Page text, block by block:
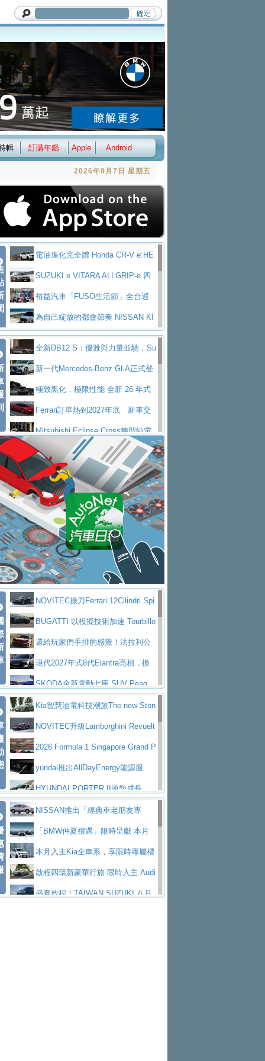
輯 訂購年鑑 Apple Android
2026年8月7日 星期五
電油進化完全體 Honda CR-V e:HE
V PrestigeSUZUKI e VITARA ALLGRIP-e 四
驅精神的純電新詮釋
裕益汽車「FUSO生活節」全台巡
迴 結合生活體驗、交通安全與購車優惠
為自己綻放的都會節奏 NISSAN KI
CKS SAKURA為品味獨具層峰買家打造的頂級座
駕，MAZDA CX-90 33T AWD Premium Ca
ptain Seat
EV
技的座駕! Ford Territory中型油電休旅
SO Super Great今日在台登場，結合先進安
全輔助科技
ntis四品牌經銷權，全新多品牌旗艦展示中
心開幕啟用
屏東特搜大隊再添新利器 SITRAK
救助器材車買氣不衰、SUZUKI經銷商勇於開啟
全新大店，新北都鈴木占地500坪土城旗艦
展示中心開幕
2025第七屆ISUZU運轉職人挑戰賽
熱血登場 展現極致車技與專業職人精神
H2GP世界總決賽圓滿落幕 台灣團
隊表現精彩淨零減碳指標性應用 純電動水泥預
拌車 消防車除了滅火裝備還需要什麼？
一探SITRAK “準” 消防車的究竟
大益金龍初試啼聲，汽柴油5噸貨車
不是對手正宗年鑑2025年全球自動車年鑑1月
下旬問世！2024第六屆ISUZU運轉職人挑戰賽
首度前進南台灣熱烈開戰
豪華電能休旅新星 Audi Q4 Sportba
ck 55 e-tron S lineScania Taiwan 逆風而行，加深力
道投資布局
全新DB12 S：優雅與力量並馳，Su
per Tourer的顛峰之作
新一代Mercedes-Benz GLA正式登
場 續航最高657公里、支援320kW快充
極致黑化，極限性能 全新 26 年式
DEFENDER OCTA BLACK 限量登台
Ferrari訂單熱到2027年底 新車交
付至少得等一年以上
Mitsubishi Eclipse Cross轉型純電
休旅 87kWh電池續航超過600公里
全新BMW 318i Touring豪華旅行車
全台限量200台 進化現型
不等零關稅的紅利，Jeep品牌今日
起展開首批車交車
Volvo EX60 即將叩關，靜肅性、底
盤與數位介面搶先揭露
Audi Q9 將於 2026 年底上市 旗艦
大型 SUV 鎖定七人座豪華市場
BMW攜手漫威電影【蜘蛛人：重生
日】 Skoda 發表全新 Peaq 內裝：七人
座純電旗艦 SUV，行李廂最大可達 935 公
升
全新純電 Mercedes-Benz C 400 4
MATIC Electric 登場
奢華與科技大躍進，MAZDA全新3
代CX-5全方位進化提前亮相並展開預售94.9
萬起
馬自達公布 2027 年式 MX-5 更
新，新增 Yakudo 特別版
Skoda Peaq 發表全新電動動力系
統 最長續航逾 640 公里、支援雙向供電
BMW M2 首度導入 xDrive 四驅，
美國與瑞士需求成關鍵推手
The all-new T-Roc 魅力 自成焦點
Maserati GT2 Stradale「Tribute to
MC12」全球首度亮相
迎接 RANGE ROVER 品牌家族第
五位成員 全新 RANGE ROVER GT 預告登
場
造型華麗時尚、科技座艙再進化，P
eugeot 208小改款發表上市94.8萬起
NOVITEC操刀Ferrari 12Cilindri Spi
der 碳纖維空力、鍛造輪圈與Inconel排氣
上身
BUGATTI 以模擬技術加速 Tourbillo
n 動態開發還給玩家們手排的感覺！法拉利公
布12Cilidri Manaule手排超跑產品細節
現代2027年式8代Elantra亮相，換
裝更銳利的造型、更先進的資訊娛樂系統及
更高效的動力
SKODA全新電動七座 SUV Peaq
問世，擁有品牌史上最寬敞且豪華的座艙
AUDI推出首款高性能油電超跑Nuvo
lari，0到100公里加速2.6秒、極速350公里
／小時
百年三叉戟傳奇再啟程 Maserati 重
返 1000 Miglia 傳承競速榮耀
法拉利首款純電跑車Luce亮相，最
大馬力超過1000匹並具備530公里最大續航
里程
小車大空間、座艙科技更先進，SK
ODA發表全新純電跨界休旅Eipq祭平民化車
價89萬起
賓士AMG.EA專屬平台首作，Merc
edes-AMG 全新GT 4-Door Coupe全球首發
福斯推出首款GTI純電性能掀背ID.
Polo GTI，擁有226匹馬力和零百加速 6.8
秒的實力
Jaguar 公布四門 GT車款正式車名
為JAGUAR TYPE 01
終於跟上進度，LEXUS發表首款三
排六座純電旗艦休旅 TZ
有錢也買不到的Golf R！福斯打造
全新Golf R 24h賽車將挑戰紐柏林24小時耐
SKODA公布全新小型純電跨界休旅
Kia智慧油電科技潮旅The new Ston
ic 1-7月累計銷量創歷史新高
NOVITEC升級Lamborghini Revuelt
o 綜效輸出增至1,048匹
2026 Formula 1 Singapore Grand P
rix 新加坡大獎賽 Audi 極速之旅開放報名
yundai推出AllDayEnergy能源服
務 讓電動車化身行動儲能系統
HYUNDAI PORTER II逆勢成長，
勇奪中型貨車銷售冠軍
父親節霸氣獻禮！PGO 威力125 最
低入手價 $60,900 起 省油ｘ安全ｘ大空間
陪爸爸輕鬆
福斯商旅挺頭家 推出「德系質感 精
算圓夢」專案和運租車榮獲國家品牌玉山獎 以智
慧移動與綠能創新
Volvo Trucks 承諾成為高科技供應
鏈的可靠夥伴XFORCE攜手臺南祀典大天后宮 試
NISSAN推出「經典車老朋友專
案」 以匠人精神煥新珍品座駕
「BMW仲夏禮遇」限時呈獻 本月
入主即享尊榮豪華五星假期 多元優購方案
同步實施
本月入主Kia全車系，享限時專屬禮
遇 啟程四環新豪華行旅 限時入主 Audi
A6 旗艦陣容 低月付5,888元起及3 年乙式險
盛夏啟程！TAIWAN SUZUKI 八月